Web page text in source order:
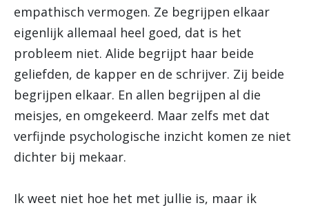
empathisch vermogen. Ze begrijpen elkaar
eigenlijk allemaal heel goed, dat is het
probleem niet. Alide begrijpt haar beide
geliefden, de kapper en de schrijver. Zij beide
begrijpen elkaar. En allen begrijpen al die
meisjes, en omgekeerd. Maar zelfs met dat
verfijnde psychologische inzicht komen ze niet
dichter bij mekaar.
Ik weet niet hoe het met jullie is, maar ik